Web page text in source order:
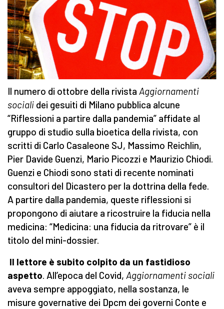
Il numero di ottobre della rivista Aggiornamenti
sociali dei gesuiti di Milano pubblica alcune
“Riflessioni a partire dalla pandemia” affidate al
gruppo di studio sulla bioetica della rivista, con
scritti di Carlo Casaleone SJ, Massimo Reichlin,
Pier Davide Guenzi, Mario Picozzi e Maurizio Chiodi.
Guenzi e Chiodi sono stati di recente nominati
consultori del Dicastero per la dottrina della fede.
A partire dalla pandemia, queste riflessioni si
propongono di aiutare a ricostruire la fiducia nella
medicina: “Medicina: una fiducia da ritrovare” è il
titolo del mini-dossier.
Il lettore è subito colpito da un fastidioso
aspetto. All’epoca del Covid, Aggiornamenti sociali
aveva sempre appoggiato, nella sostanza, le
misure governative dei Dpcm dei governi Conte e